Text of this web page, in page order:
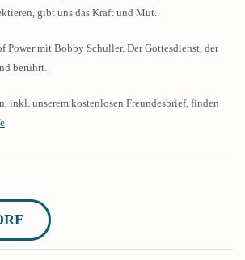
gibt uns das Kraft und Mut.
Power mit Bobby Schuller. Der Gottesdienst, der
berührt.
inkl. unserem kostenlosen Freundesbrief, finden